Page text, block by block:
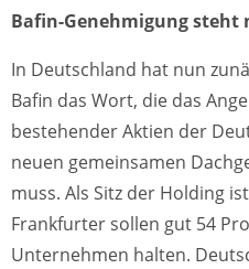
Bafin-Genehmigung steht
In Deutschland hat nun
Bafin das Wort, die das
bestehender Aktien der
neuen gemeinsamen
muss. Als Sitz der Holding
Frankfurter sollen gut 54
Unternehmen halten.